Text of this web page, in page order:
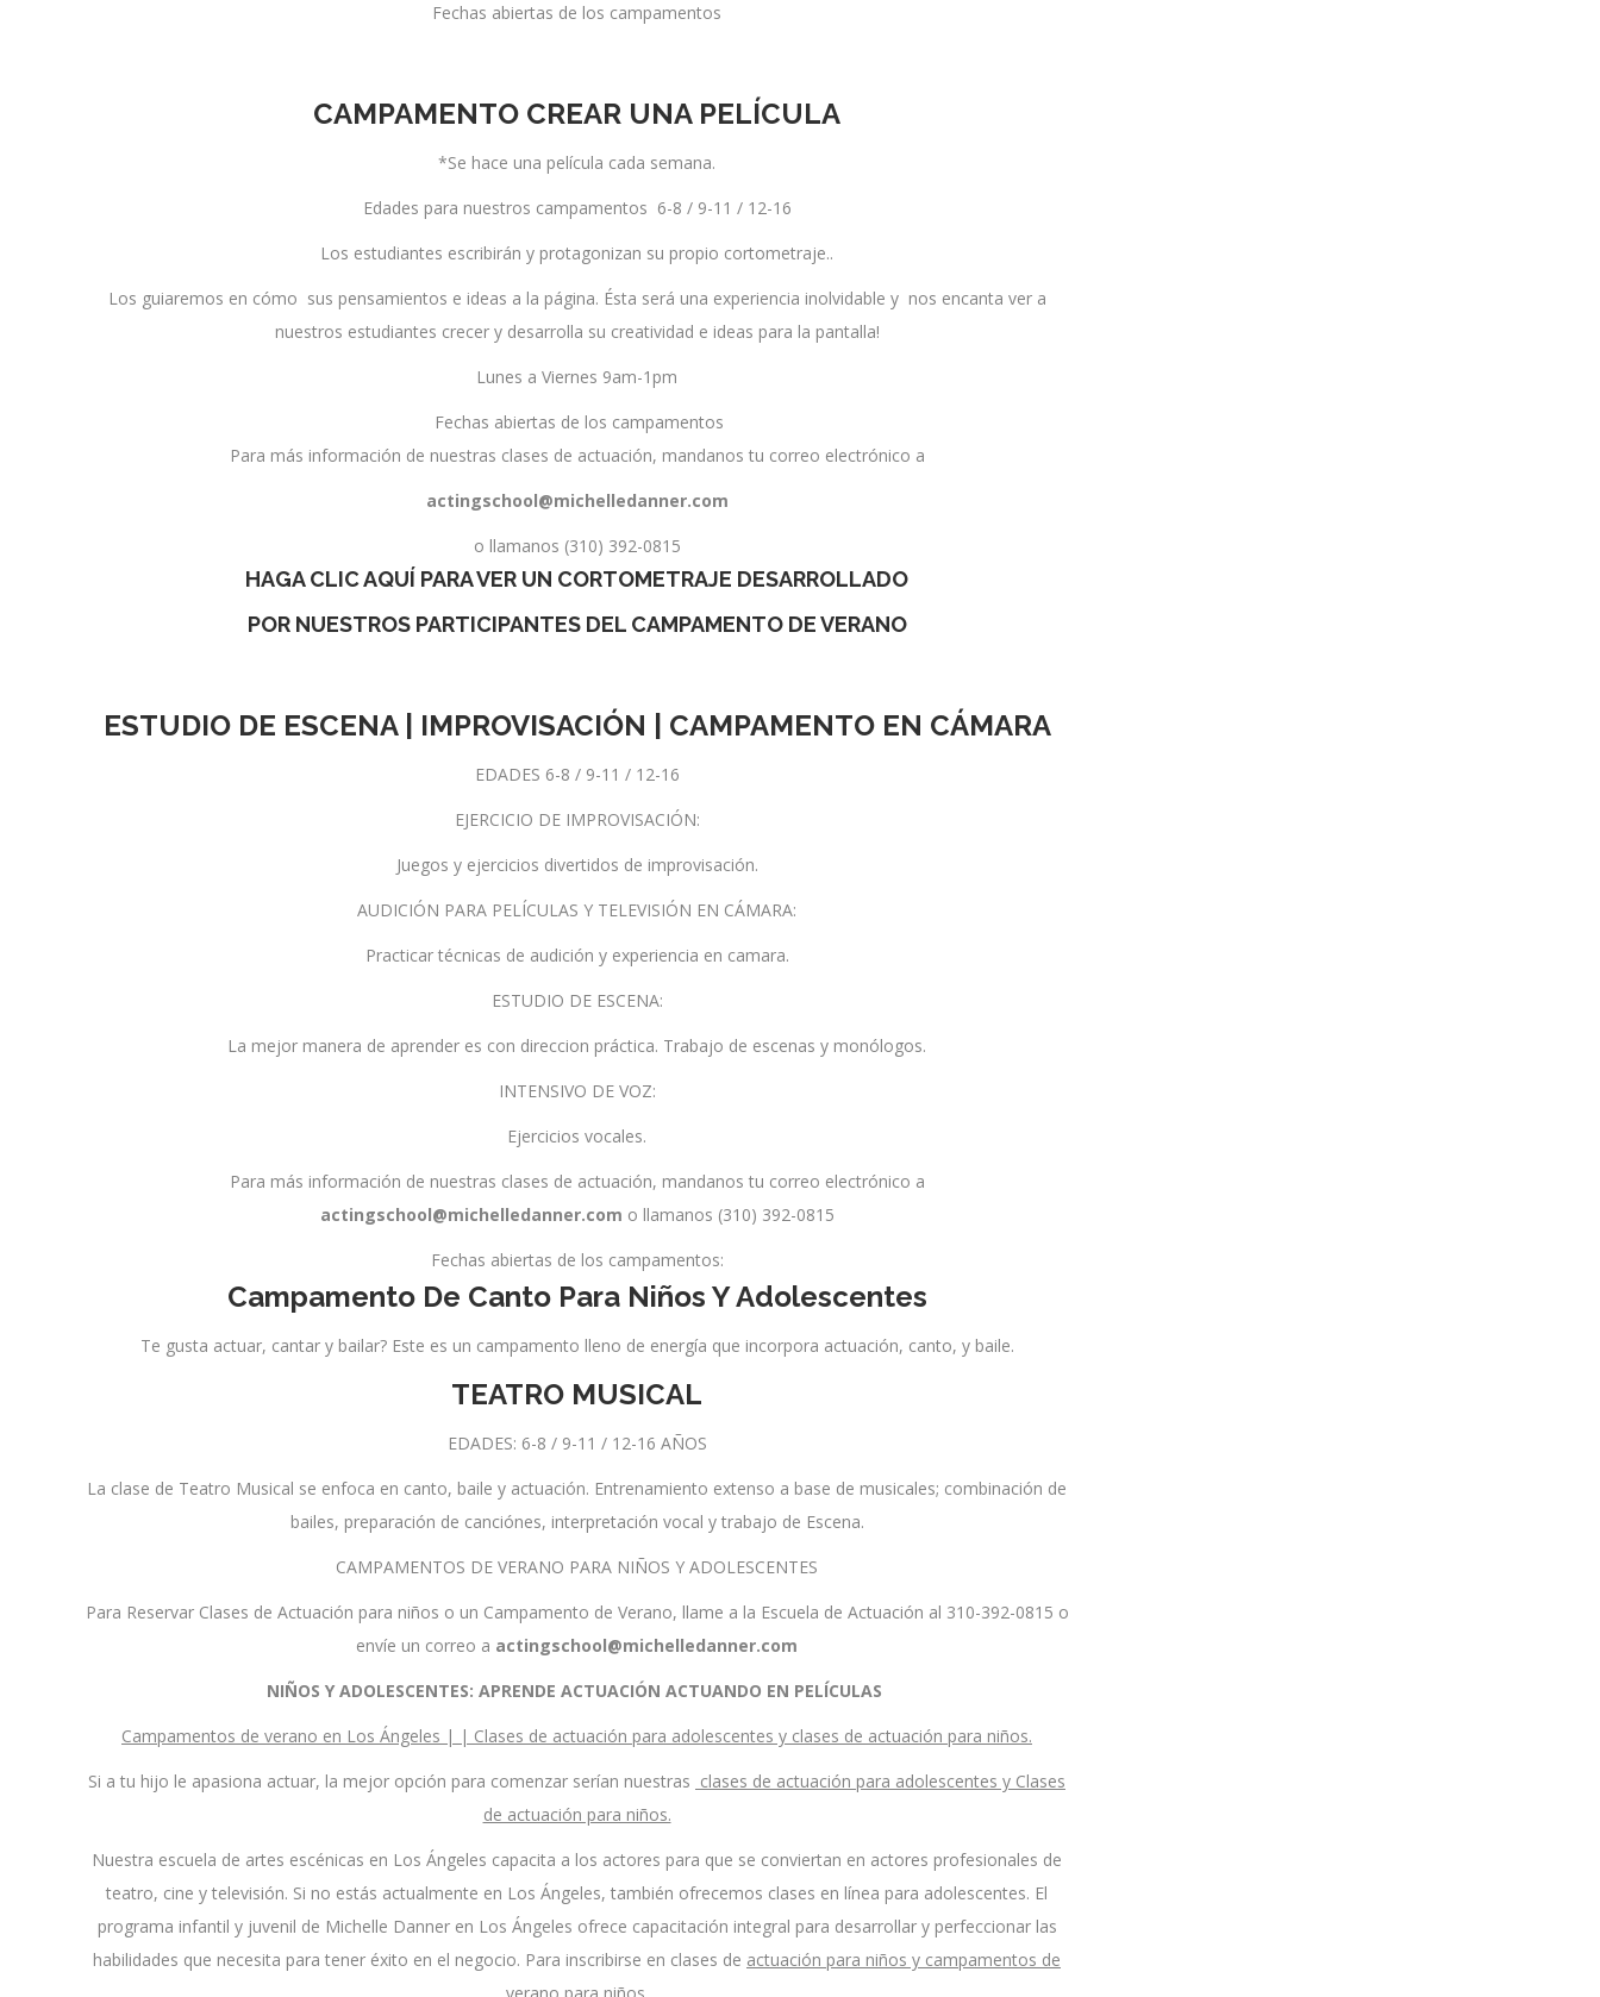
Fechas abiertas de los campamentos
CAMPAMENTO CREAR UNA PELÍCULA
*Se hace una película cada semana.
Edades para nuestros campamentos 6-8 / 9-11 / 12-16
Los estudiantes escribirán y protagonizan su propio cortometraje..
Los guiaremos en cómo sus pensamientos e ideas a la página. Ésta será una experiencia inolvidable y nos encanta ver a
nuestros estudiantes crecer y desarrolla su creatividad e ideas para la pantalla!
Lunes a Viernes 9am-1pm
Fechas abiertas de los campamentos
Para más información de nuestras clases de actuación, mandanos tu correo electrónico a
actingschool@michelledanner.com
o llamanos (310) 392-0815
HAGACLIC AQUÍ PARA VER UN CORTOMETRAJE DESARROLLADO
POR NUESTROS PARTICIPANTES DEL CAMPAMENTO DE VERANO
ESTUDIO DE ESCENA | IMPROVISACIÓN | CAMPAMENTO EN CÁMARA
EDADES 6-8 / 9-11 / 12-16
EJERCICIO DE IMPROVISACIÓN:
Juegos y ejercicios divertidos de improvisación.
AUDICIÓN PARA PELÍCULAS Y TELEVISIÓN EN CÁMARA:
Practicar técnicas de audición y experiencia en camara.
ESTUDIO DE ESCENA:
La mejor manera de aprender es con direccion práctica. Trabajo de escenas y monólogos.
INTENSIVO DE VOZ:
Ejercicios vocales.
Para más información de nuestras clases de actuación, mandanos tu correo electrónico a
actingschool@michelledanner.com o llamanos (310) 392-0815
Fechas abiertas de los campamentos:
Campamento De Canto Para Niños Y Adolescentes
Te gusta actuar, cantar y bailar? Este es un campamento lleno de energía que incorpora actuación, canto, y baile.
TEATRO MUSICAL
EDADES: 6-8 / 9-11 / 12-16 AÑOS
La clase de Teatro Musical se enfoca en canto, baile y actuación. Entrenamiento extenso a base de musicales; combinación de
bailes, preparación de canciónes, interpretación vocal y trabajo de Escena.
CAMPAMENTOS DE VERANO PARA NIÑOS Y ADOLESCENTES
Para Reservar Clases de Actuación para niños o un Campamento de Verano, llame a la Escuela de Actuación al 310-392-0815 o
envíe un correo a actingschool@michelledanner.com
NIÑOS Y ADOLESCENTES: APRENDE ACTUACIÓN ACTUANDO EN PELÍCULAS
Campamentos de verano en Los Ángeles | | Clases de actuación para adolescentes y clases de actuación para niños.
Si a tu hijo le apasiona actuar, la mejor opción para comenzar serían nuestras clases de actuación para adolescentes y Clases
de actuación para niños.
Nuestra escuela de artes escénicas en Los Ángeles capacita a los actores para que se conviertan en actores profesionales de
teatro, cine y televisión. Si no estás actualmente en Los Ángeles, también ofrecemos clases en línea para adolescentes. El
programa infantil y juvenil de Michelle Danner en Los Ángeles ofrece capacitación integral para desarrollar y perfeccionar las
habilidades que necesita para tener éxito en el negocio. Para inscribirse en clases de actuación para niños y campamentos de